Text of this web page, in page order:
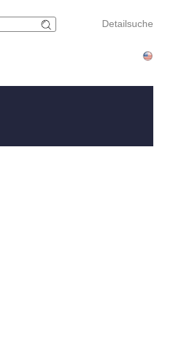
Detailsuche